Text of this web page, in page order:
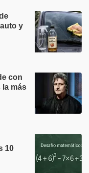
y
con
la más
10